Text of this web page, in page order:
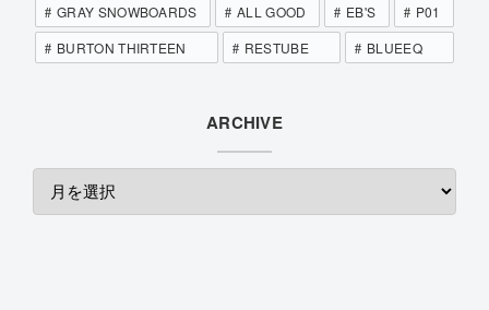
GRAY SNOWBOARDS
ALL GOOD EB'S
P01
BURTON THIRTEEN
RESTUBE BLUEEQ
ARCHIVE